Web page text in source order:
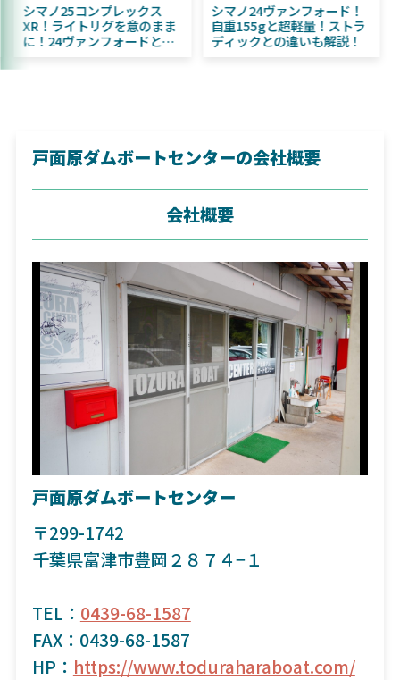
売予定！
／ちびふく魚
ト初心者にお
シマノ25コンプレックス
XR！ライトリグを意のまま
に！24ヴァンフォードとの
シマノ24ヴァ
自重155gと超
ディックとの
戸面原ダムボートセンターの会社概要
会社概要
戸面原ダムボートセンター
〒299-1742
千葉県富津市豊岡２８７４−１
TEL： 0439-68-1587
FAX：0439-68-1587
HP： https://www.toduraharaboat.com/